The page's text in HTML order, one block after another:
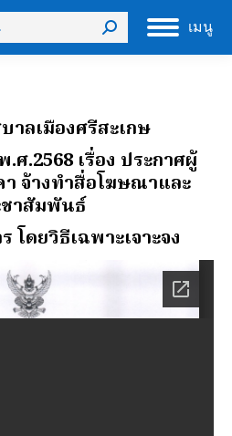
เมนู
าลเมืองศรีสะเกษ
ศ.2568 เรื่อง ประกาศผู้
า จ้างทําสื่อโฆษณาและ
าสัมพันธ์
โดยวิธีเฉพาะเจาะจง